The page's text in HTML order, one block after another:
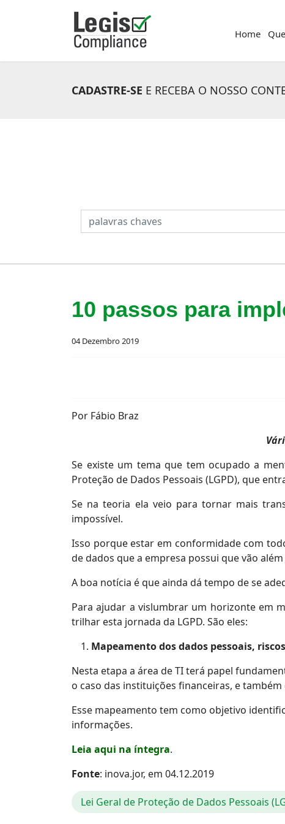
Home
CADASTRE-SE E RECEBA O NOSSO
PESQUISAR
10 passos para
04 Dezembro 2019
Por Fábio Braz
Se existe um tema que tem ocupado a
Proteção de Dados Pessoais (LGPD), que
Se na teoria ela veio para tornar mais
impossível.
Isso porque estar em conformidade com
de dados que a empresa possui que vão
A boa notícia é que ainda dá tempo de se
Para ajudar a vislumbrar um horizonte em
trilhar esta jornada da LGPD. São eles:
Mapeamento dos dados pessoais,
Nesta etapa a área de TI terá papel
o caso das instituições financeiras, e
Esse mapeamento tem como objetivo
informações.
Leia aqui na íntegra.
Fonte: inova.jor, em 04.12.2019
Lei Geral de Proteção de Dados Pessoais